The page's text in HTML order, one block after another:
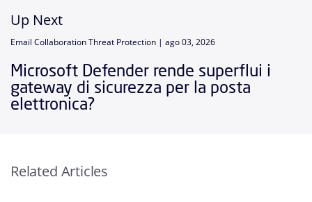
Up Next
Email Collaboration Threat Protection | ago 03, 2026
Microsoft Defender rende superflui i
gateway di sicurezza per la posta
elettronica?
Related Articles